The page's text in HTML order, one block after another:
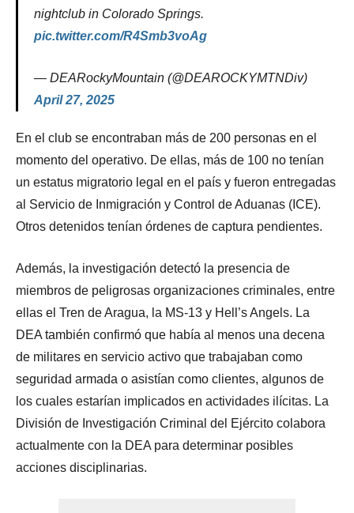
nightclub in Colorado Springs.
pic.twitter.com/R4Smb3voAg
— DEARockyMountain (@DEAROCKYMTNDiv)
April 27, 2025
En el club se encontraban más de 200 personas en el
momento del operativo. De ellas, más de 100 no tenían
un estatus migratorio legal en el país y fueron entregadas
al Servicio de Inmigración y Control de Aduanas (ICE).
Otros detenidos tenían órdenes de captura pendientes.
Además, la investigación detectó la presencia de
miembros de peligrosas organizaciones criminales, entre
ellas el Tren de Aragua, la MS-13 y Hell’s Angels. La
DEA también confirmó que había al menos una decena
de militares en servicio activo que trabajaban como
seguridad armada o asistían como clientes, algunos de
los cuales estarían implicados en actividades ilícitas. La
División de Investigación Criminal del Ejército colabora
actualmente con la DEA para determinar posibles
acciones disciplinarias.